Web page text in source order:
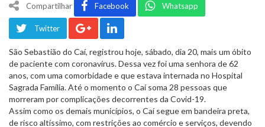
Compartilhar Facebook Whatsapp
Twitter
São Sebastião do Caí, registrou hoje, sábado, dia 20, mais um óbito
de paciente com coronavírus. Dessa vez foi uma senhora de 62
anos, com uma comorbidade e que estava internada no Hospital
Sagrada Família. Até o momento o Caí soma 28 pessoas que
morreram por complicações decorrentes da Covid-19.
Assim como os demais municípios, o Caí segue em bandeira preta,
de risco altíssimo, com restrições ao comércio e serviços, devendo